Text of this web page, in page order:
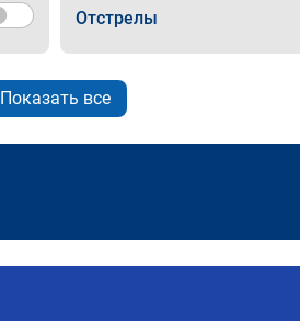
Отстрелы
Показать все